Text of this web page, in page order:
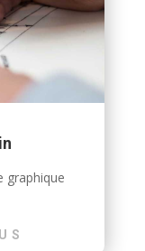
graphique